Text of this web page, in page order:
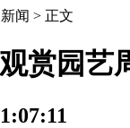
闻 > 正文
赏园